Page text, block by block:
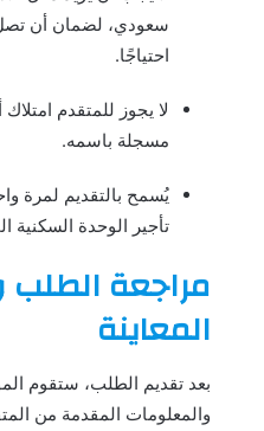
سعودي، لضمان أن تصل
احتياجًا.
لا يجوز للمتقدم
مسجلة باسمه.
يُسمح بالتقديم لمرة
تأجير الوحدة
مراجعة
المعاينة
بعد تقديم الطلب، ستقوم
والمعلومات المقدمة من